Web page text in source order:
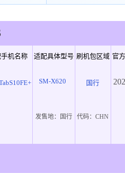
机名称 适配具体型号 刷机包区域 官
SM-X620 国行
发售地： 国行 代码：CHN